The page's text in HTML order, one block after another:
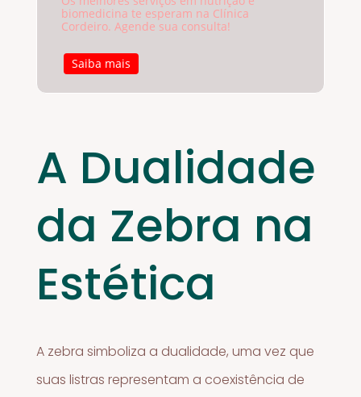
biomedicina te esperam na Clínica
Cordeiro. Agende sua consulta!
Saiba mais
A Dualidade
da Zebra na
Estética
A zebra simboliza a dualidade, uma vez que
suas listras representam a coexistência de